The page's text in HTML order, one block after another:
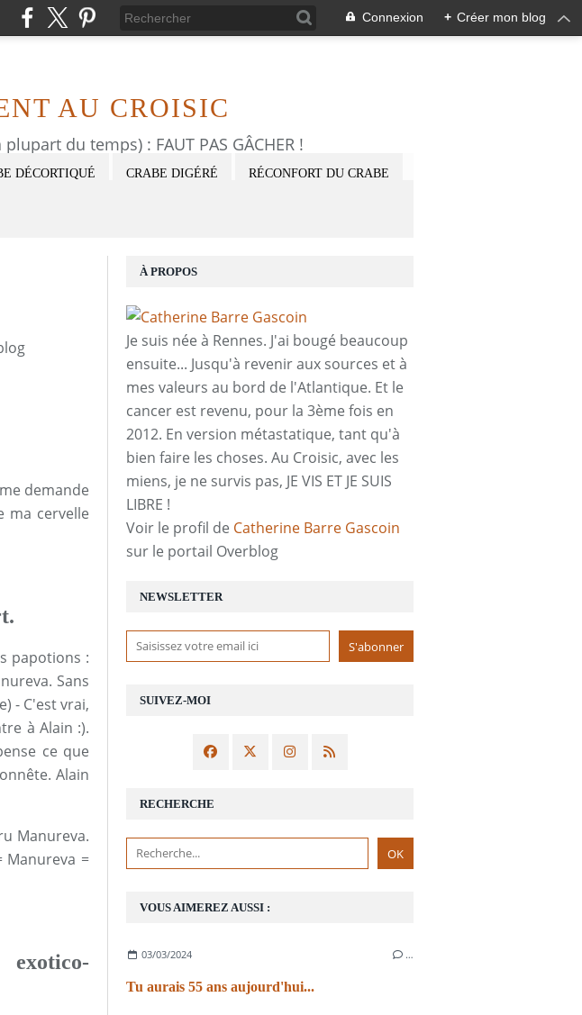
Connexion + Créer mon blog
AU CROISIC
du temps) : FAUT PAS GÂCHER !
DÉCORTIQUÉ CRABE DIGÉRÉ RÉCONFORT DU CRABE
demande
ma cervelle
papotions :
Sans
- C'est vrai,
à Alain :).
ce que
Alain
Manureva.
Manureva =
NEWSLETTER
SUIVEZ-MOI
RECHERCHE
À PROPOS
Je suis née à Rennes. J'ai bougé beaucoup
ensuite... Jusqu'à revenir aux sources et à
mes valeurs au bord de l'Atlantique. Et le
cancer est revenu, pour la 3ème fois en
2012. En version métastatique, tant qu'à
bien faire les choses. Au Croisic, avec les
miens, je ne survis pas, JE VIS ET JE SUIS
LIBRE !
Voir le profil de Catherine Barre Gascoin
sur le portail Overblog
VOUS AIMEREZ AUSSI :
03/03/2024 …
Tu aurais 55 ans aujourd'hui...